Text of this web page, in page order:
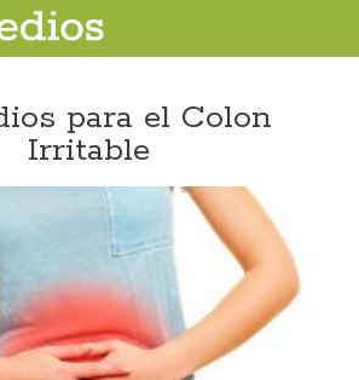
para el Colon
Irritable